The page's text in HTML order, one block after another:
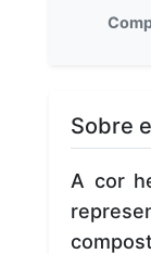
Sobre
A cor